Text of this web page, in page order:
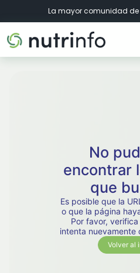
La mayor comunidad de
No
encontrar
que
Es posible que la
o que la página
Por favor,
intenta nuevamente
Volver al